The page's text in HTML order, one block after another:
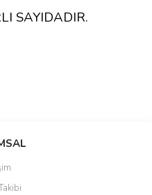
SAYIDADIR.